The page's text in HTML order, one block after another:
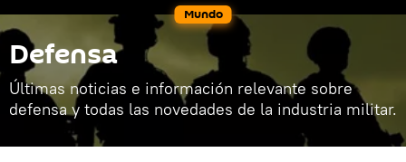
Mundo
Defensa
Últimas noticias e información relevante sobre
defensa y todas las novedades de la industria militar.